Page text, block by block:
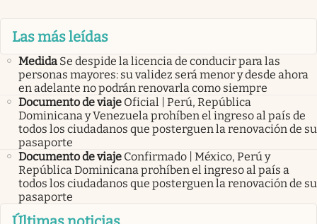
Las más leídas
Medida Se despide la licencia de conducir para las
personas mayores: su validez será menor y desde ahora
en adelante no podrán renovarla como siempre
Documento de viaje Oficial | Perú, República
Dominicana y Venezuela prohíben el ingreso al país de
todos los ciudadanos que posterguen la renovación de su
pasaporte
Documento de viaje Confirmado | México, Perú y
República Dominicana prohíben el ingreso al país a
todos los ciudadanos que posterguen la renovación de su
pasaporte